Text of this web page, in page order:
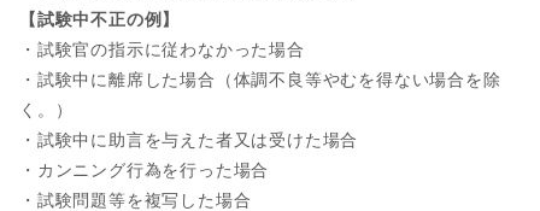
【試験中不正の例】
・試験官の指示に従わなかった場合
・試験中に離席した場合（体調不良等やむを得ない場合を除
く。）
・試験中に助言を与えた者又は受けた場合
・カンニング行為を行った場合
・試験問題等を複写した場合